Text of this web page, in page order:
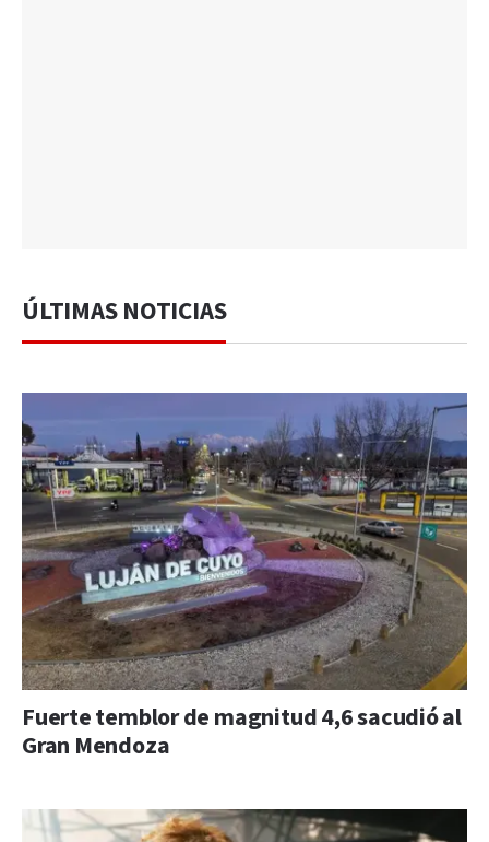
ÚLTIMAS NOTICIAS
Fuerte temblor de magnitud 4,6 sacudió al
Gran Mendoza